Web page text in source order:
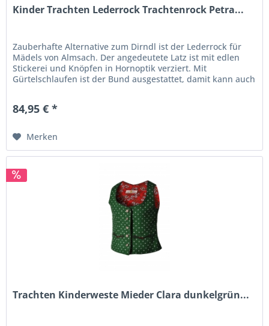
Kinder Trachten Lederrock Trachtenrock Petra...
Zauberhafte Alternative zum Dirndl ist der Lederrock für
Mädels von Almsach. Der angedeutete Latz ist mit edlen
Stickerei und Knöpfen in Hornoptik verziert. Mit
Gürtelschlaufen ist der Bund ausgestattet, damit kann auch
84,95 € *
Merken
Trachten Kinderweste Mieder Clara dunkelgrün...